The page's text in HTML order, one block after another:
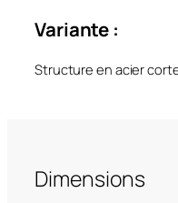
Variante :
Structure en acier
Dimensions